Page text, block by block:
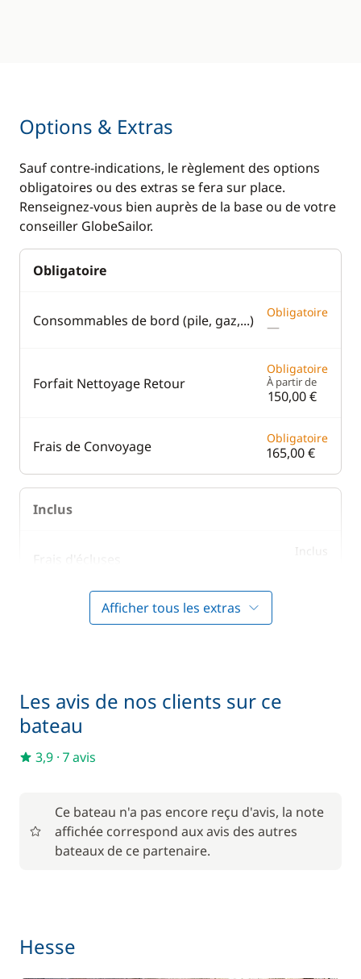
Options & Extras
Sauf contre-indications, le règlement des options
obligatoires ou des extras se fera sur place.
Renseignez-vous bien auprès de la base ou de votre
conseiller GlobeSailor.
Obligatoire
Consommables de bord (pile, gaz,...) Obligatoire
—
Forfait Nettoyage Retour
Obligatoire
À partir de
150,00 €
Frais de Convoyage Obligatoire
165,00 €
Inclus
Frais d'écluses Inclus
Serviettes
Animaux de compagnie 85,00 €
Le paquet environnemental
Afficher tous les extras
Les avis de nos clients sur ce
bateau
3,9 · 7 avis
Ce bateau n'a pas encore reçu d'avis, la note
affichée correspond aux avis des autres
bateaux de ce partenaire.
Hesse